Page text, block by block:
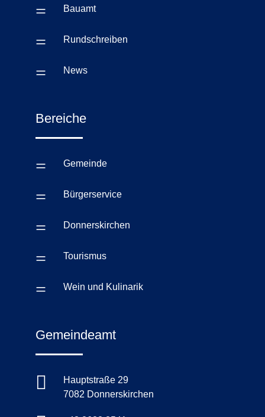
= Bauamt
= Rundschreiben
= News
Bereiche
= Gemeinde
= Bürgerservice
= Donnerskirchen
= Tourismus
= Wein und Kulinarik
Gemeindeamt

Hauptstraße 29
7082 Donnerskirchen